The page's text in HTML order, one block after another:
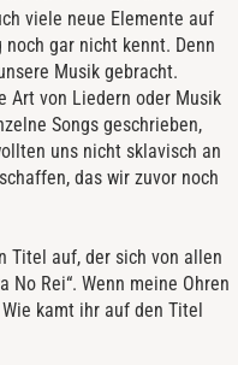
viele neue Elemente auf
noch gar nicht kennt. Denn
Musik gebracht.
Art von Liedern oder Musik
Songs geschrieben,
uns nicht sklavisch an
das wir zuvor noch
Titel auf, der sich von allen
Rei“. Wenn meine Ohren
kamt ihr auf den Titel